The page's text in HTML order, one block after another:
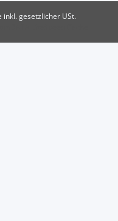
inkl. gesetzlicher USt.